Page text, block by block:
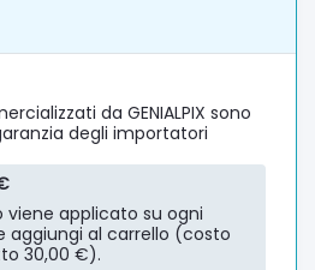
da GENIALPIX sono
degli importatori
viene applicato su ogni
aggiungi al carrello (costo
30,00 €).